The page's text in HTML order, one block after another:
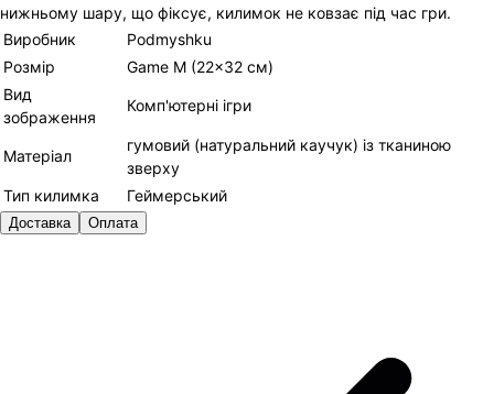
нижньому шару, що фіксує, килимок не ковзає під час гри.
Виробник
Podmyshku
Розмір
Game М (22×32 см)
Вид
зображення
Комп'ютерні ігри
Матеріал
гумовий (натуральний каучук) із тканиною
зверху
Тип килимка
Геймерський
Доставка Оплата